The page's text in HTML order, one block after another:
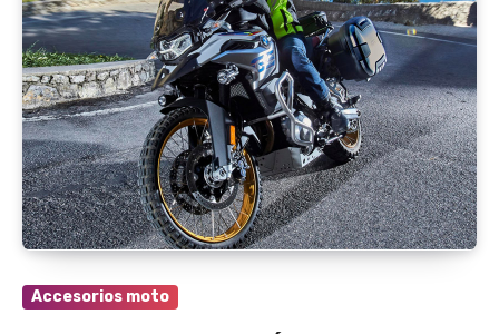
Accesorios moto